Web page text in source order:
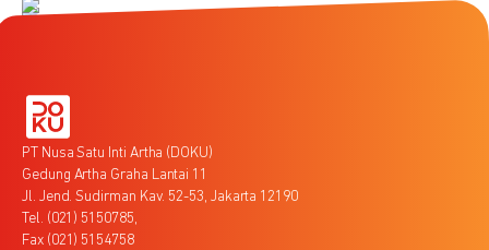
PT Nusa Satu Inti Artha (DOKU)
Gedung Artha Graha Lantai 11
Jl. Jend. Sudirman Kav. 52-53, Jakarta 12190
Tel. (021) 5150785,
Fax (021) 5154758